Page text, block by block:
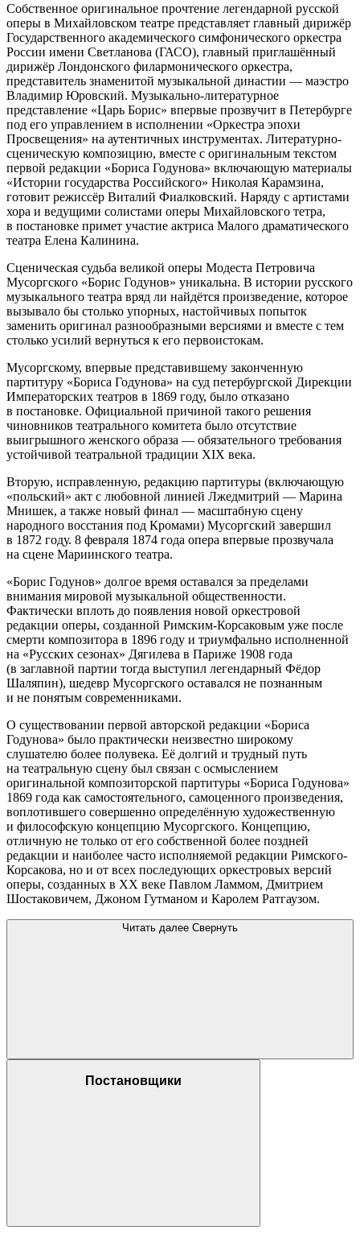
Собственное оригинальное прочтение легендарной русской
оперы в Михайловском театре представляет главный дирижёр
Государственного академического симфонического оркестра
России имени Светланова (ГАСО), главный приглашённый
дирижёр Лондонского филармонического оркестра,
представитель знаменитой музыкальной династии — маэстро
Владимир Юровский. Музыкально-литературное
представление «Царь Борис» впервые прозвучит в Петербурге
под его управлением в исполнении «Оркестра эпохи
Просвещения» на аутентичных инструментах. Литературно-
сценическую композицию, вместе с оригинальным текстом
первой редакции «Бориса Годунова» включающую материалы
«Истории государства Российского» Николая Карамзина,
готовит режиссёр Виталий Фиалковский. Наряду с артистами
хора и ведущими солистами оперы Михайловского тетра,
в постановке примет участие актриса Малого драматического
театра Елена Калинина.
Сценическая судьба великой оперы Модеста Петровича
Мусоргского «Борис Годунов» уникальна. В истории русского
музыкального театра вряд ли найдётся произведение, которое
вызывало бы столько упорных, настойчивых попыток
заменить оригинал разнообразными версиями и вместе с тем
столько усилий вернуться к его первоистокам.
Мусоргскому, впервые представившему законченную
партитуру «Бориса Годунова» на суд петербургской Дирекции
Императорских театров в 1869 году, было отказано
в постановке. Официальной причиной такого решения
чиновников театрального комитета было отсутствие
выигрышного женского образа — обязательного требования
устойчивой театральной традиции XIX века.
Вторую, исправленную, редакцию партитуры (включающую
«польский» акт с любовной линией Лжедмитрий — Марина
Мнишек, а также новый финал — масштабную сцену
народного восстания под Кромами) Мусоргский завершил
в 1872 году. 8 февраля 1874 года опера впервые прозвучала
на сцене Мариинского театра.
«Борис Годунов» долгое время оставался за пределами
внимания мировой музыкальной общественности.
Фактически вплоть до появления новой оркестровой
редакции оперы, созданной Римским-Корсаковым уже после
смерти композитора в 1896 году и триумфально исполненной
на «Русских сезонах» Дягилева в Париже 1908 года
(в заглавной партии тогда выступил легендарный Фёдор
Шаляпин), шедевр Мусоргского оставался не познанным
и не понятым современниками.
О существовании первой авторской редакции «Бориса
Годунова» было практически неизвестно широкому
слушателю более полувека. Её долгий и трудный путь
на театральную сцену был связан с осмыслением
оригинальной композиторской партитуры «Бориса Годунова»
1869 года как самостоятельного, самоценного произведения,
воплотившего совершенно определённую художественную
и философскую концепцию Мусоргского. Концепцию,
отличную не только от его собственной более поздней
редакции и наиболее часто исполняемой редакции Римского-
Корсакова, но и от всех последующих оркестровых версий
оперы, созданных в XX веке Павлом Ламмом, Дмитрием
Шостаковичем, Джоном Гутманом и Каролем Ратгаузом.
Читать далее Свернуть
Постановщики